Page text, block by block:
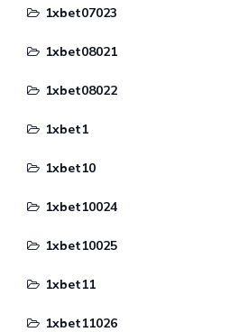
1xbet07023
1xbet08021
1xbet08022
1xbet1
1xbet10
1xbet10024
1xbet10025
1xbet11
1xbet11026